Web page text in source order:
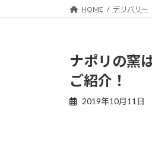
HOME デリバリー
ナポリの窯
ご紹介！
2019年10月11日